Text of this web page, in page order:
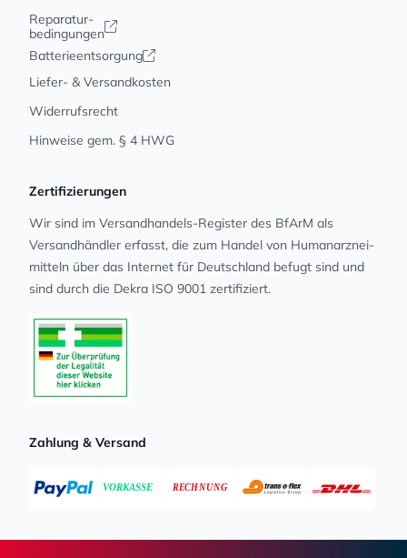
Reparatur-
bedingungen
Batterieentsorgung
Liefer- & Versandkosten
Widerrufsrecht
Hinweise gem. § 4 HWG
Zertifizierungen
Wir sind im Versandhandels-Register des BfArM als
Versandhändler erfasst, die zum Handel von Human­arz­nei­
mit­teln über das Internet für Deutschland befugt sind und
sind durch die Dekra ISO 9001 zertifiziert.
Zahlung & Versand